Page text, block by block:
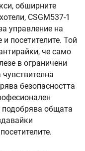
обширните
CSGM537-1
управление на
посетителите. Той
че само
в ограничени
безопасността
общата